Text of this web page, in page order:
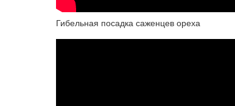
Гибельная посадка саженцев ореха